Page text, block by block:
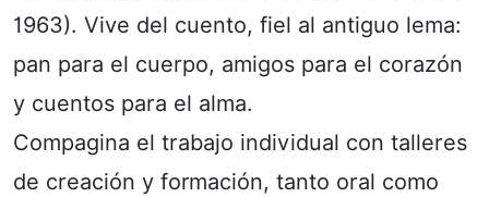
1963). Vive del cuento, fiel al antiguo lema:
pan para el cuerpo, amigos para el corazón
y cuentos para el alma.
Compagina el trabajo individual con talleres
de creación y formación, tanto oral como